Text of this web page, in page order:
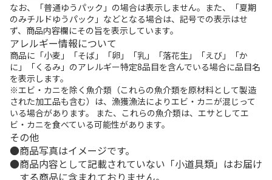
なお、「普通ゆうパック」の場合は表示しません。また、「夏期
のみチルドゆうパック」などとなる場合は、記号での表示はせ
ず、商品内容欄にその旨を表示しています。
アレルギー情報について
商品に「小麦」「そば」「卵」「乳」「落花生」「えび」「か
に」「くるみ」のアレルギー特定8品目を含んでいる場合に品目名
を表示します。
※エビ・カニを除く魚介類（これらの魚介類を原材料として製造
された加工品も含む）は、漁獲漁法によりエビ・カニが混じって
いる場合があります。 また、これらの魚介類は、エサとしてエ
ビ・カニを食べている可能性があります。
その他
商品写真はイメージです。
商品内容として記載されていない「小道具類」はお届け
する商品に含まれておりません。